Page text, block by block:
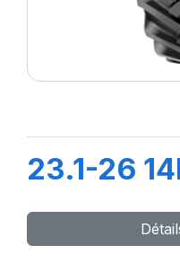
23.1-26